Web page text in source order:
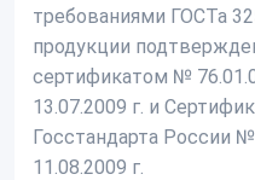
требованиями ГОСТа
продукции
сертификатом №
13.07.2009 г. и
Госстандарта России
11.08.2009 г.